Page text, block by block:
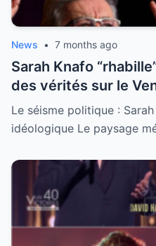
News • 7 months ago
Sarah Knafo
des vérités sur le
Le séisme politique :
idéologique Le paysage